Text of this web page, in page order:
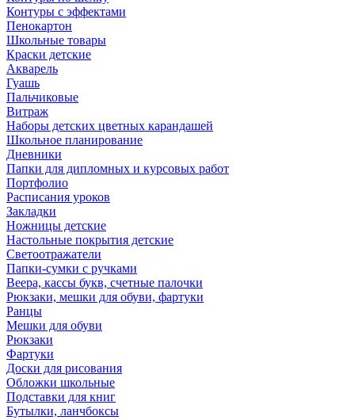
Контуры с эффектами
Пенокартон
Школьные товары
Краски детские
Акварель
Гуашь
Пальчиковые
Витраж
Наборы детских цветных карандашей
Школьное планирование
Дневники
Папки для дипломных и курсовых работ
Портфолио
Расписания уроков
Закладки
Ножницы детские
Настольные покрытия детские
Светоотражатели
Папки-сумки с ручками
Веера, кассы букв, счетные палочки
Рюкзаки, мешки для обуви, фартуки
Ранцы
Мешки для обуви
Рюкзаки
Фартуки
Доски для рисования
Обложки школьные
Подставки для книг
Бутылки, ланчбоксы